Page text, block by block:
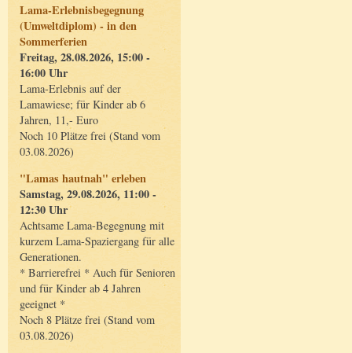
Lama-Erlebnisbegegnung
(Umweltdiplom) - in den
Sommerferien
Freitag, 28.08.2026, 15:00 -
16:00 Uhr
Lama-Erlebnis auf der
Lamawiese; für Kinder ab 6
Jahren, 11,- Euro
Noch 10 Plätze frei (Stand vom
03.08.2026)
"Lamas hautnah" erleben
Samstag, 29.08.2026, 11:00 -
12:30 Uhr
Achtsame Lama-Begegnung mit
kurzem Lama-Spaziergang für alle
Generationen.
* Barrierefrei * Auch für Senioren
und für Kinder ab 4 Jahren
geeignet *
Noch 8 Plätze frei (Stand vom
03.08.2026)